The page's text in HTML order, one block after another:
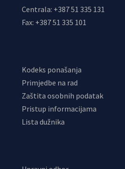
Centrala: +387 51 335 131
Fax: +387 51 335 101
Kodeks ponašanja
Primjedbe na rad
Zaštita osobnih podatak
Pristup informacijama
Lista dužnika